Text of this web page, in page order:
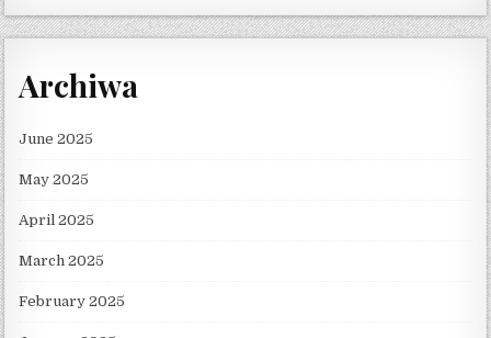
Archiwa
June 2025
May 2025
April 2025
March 2025
February 2025